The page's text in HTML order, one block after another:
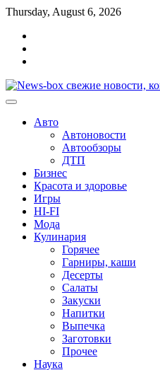
Перейти
содержимому
Thursday, August 6, 2026
Авто
Автоновости
Автообзоры
ДТП
Бизнес
Красота и здоровье
Игры
HI-FI
Мода
Кулинария
Горячее
Гарниры, каши
Десерты
Салаты
Закуски
Напитки
Выпечка
Заготовки
Прочее
Наука